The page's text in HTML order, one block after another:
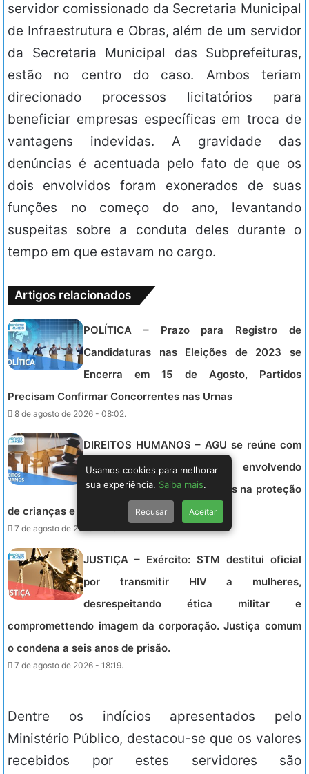
servidor comissionado da Secretaria Municipal
de Infraestrutura e Obras, além de um servidor
da Secretaria Municipal das Subprefeituras,
estão no centro do caso. Ambos teriam
direcionado processos licitatórios para
beneficiar empresas específicas em troca de
vantagens indevidas. A gravidade das
denúncias é acentuada pelo fato de que os
dois envolvidos foram exonerados de suas
funções no começo do ano, levantando
suspeitas sobre a conduta deles durante o
tempo em que estavam no cargo.
Artigos relacionados
POLÍTICA – Prazo para Registro de
Candidaturas nas Eleições de 2023 se
Encerra em 15 de Agosto, Partidos
Precisam Confirmar Concorrentes nas Urnas
8 de agosto de 2026 - 08:02.
DIREITOS HUMANOS – AGU se reúne com
Discord após tragédia envolvendo
adolescente e exige melhorias na proteção
de crianças e adolescentes na plataforma.
7 de agosto de 2026 - 21:52.
JUSTIÇA – Exército: STM destitui oficial
por transmitir HIV a mulheres,
desrespeitando ética militar e
compromettendo imagem da corporação. Justiça comum
o condena a seis anos de prisão.
7 de agosto de 2026 - 18:19.
Dentre os indícios apresentados pelo
Ministério Público, destacou-se que os valores
recebidos por estes servidores são
Usamos cookies para melhorar
sua experiência. Saiba mais
Recusar Aceitar